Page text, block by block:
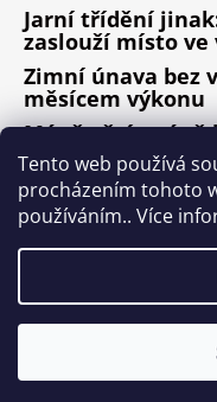
Tento web používá
procházením tohoto
používáním.. Více
Jarní třídění
zaslouží místo ve
Zimní únava bez
měsícem výkonu
Méně věcí, méně
které fungují
ARCHIV
Copyright 2026